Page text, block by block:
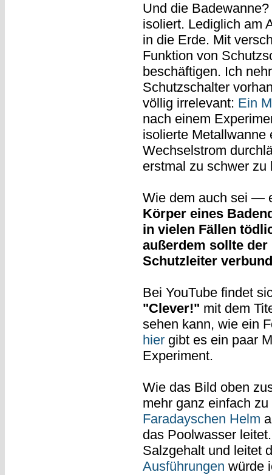
Und die
isoliert. Lediglich am
in die Erde. Mit
Funktion von
beschäftigen. Ich
Schutzschalter
völlig irrelevant: Ein
nach einem
isolierte Metallwanne
Wechselstrom
erstmal zu schwer zu
Wie dem auch sei —
Körper eines
in vielen Fällen
außerdem sollte
Schutzleiter
Bei YouTube findet
"Clever!" mit dem
sehen kann, wie ein
hiergibt es ein paar
Experiment.
Wie das Bild oben
mehr ganz einfach
Faradayschen Helm
das Poolwasser
Salzgehalt und leitet
Ausführungen würde